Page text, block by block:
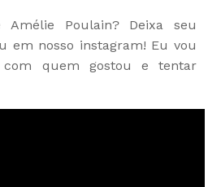
Poulain? Deixa seu
em nosso instagram! Eu vou
com quem gostou e tentar